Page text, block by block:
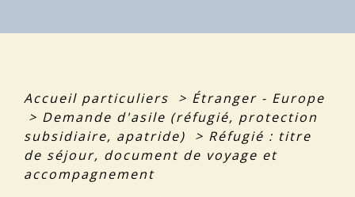
Accueil particuliers > Étranger - Europe
> Demande d'asile (réfugié, protection
subsidiaire, apatride)
> Réfugié : titre
de séjour, document de voyage et
accompagnement